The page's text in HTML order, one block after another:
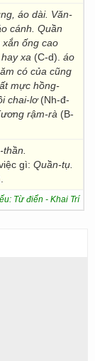
áo dài. Văn-
cánh. Quần
ống cao
xa (C-d). áo
có của cũng
mực hồng-
chai-lơ(Nh-đ-
rậm-rà (B-
gì: Quần-tụ.
Từ điển - Khai Trí